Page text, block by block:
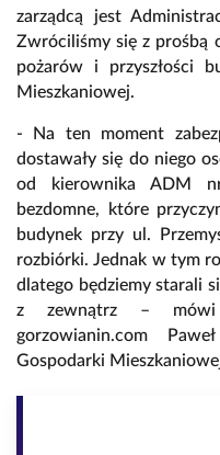
zarządcą jest
Zwróciliśmy się z prośbą
pożarów i przyszłości
Mieszkaniowej.
- Na ten moment
dostawały się do niego
od kierownika ADM
bezdomne, które
budynek przy ul.
rozbiórki. Jednak w tym
dlatego będziemy starali
z zewnątrz –
gorzowianin.com
Gospodarki